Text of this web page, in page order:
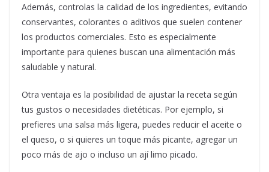
Además, controlas la calidad de los ingredientes, evitando
conservantes, colorantes o aditivos que suelen contener
los productos comerciales. Esto es especialmente
importante para quienes buscan una alimentación más
saludable y natural.
Otra ventaja es la posibilidad de ajustar la receta según
tus gustos o necesidades dietéticas. Por ejemplo, si
prefieres una salsa más ligera, puedes reducir el aceite o
el queso, o si quieres un toque más picante, agregar un
poco más de ajo o incluso un ají limo picado.